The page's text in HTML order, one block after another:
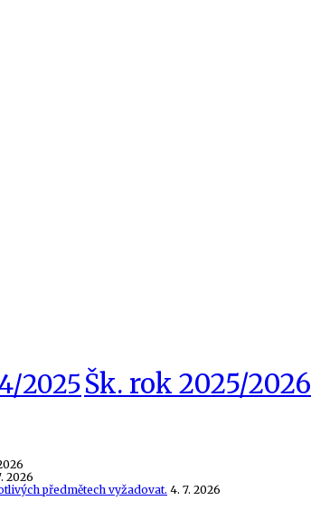
2025Šk. rok 2025/2026
2026
předmětech vyžadovat. 4. 7. 2026